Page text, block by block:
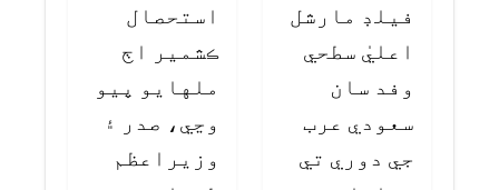
فيلڊ مارشل
اعليٰ سطحي
وفد سان
سعودي عرب
جي دوري تي
استحصال
ڪشمير اڄ
ملهايو پيو
وڃي، صدر ۽
وزيراعظم